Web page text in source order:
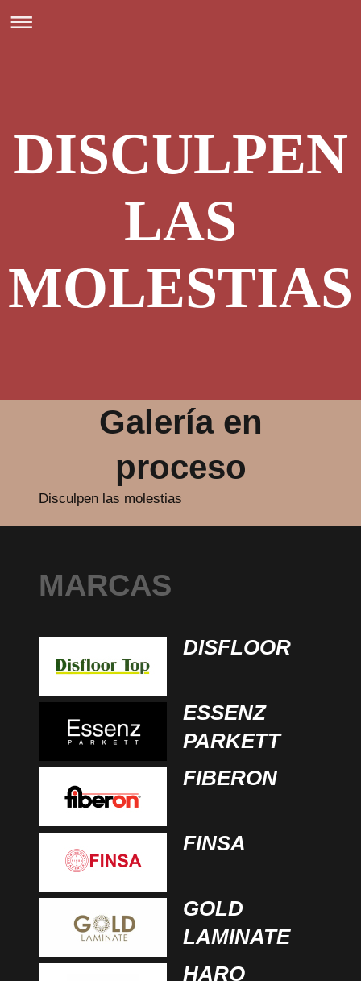
DISCULPEN
LAS
MOLESTIAS
Galería en
proceso
Disculpen las molestias
MARCAS
DISFLOOR
ESSENZ
PARKETT
FIBERON
FINSA
GOLD
LAMINATE
HARO